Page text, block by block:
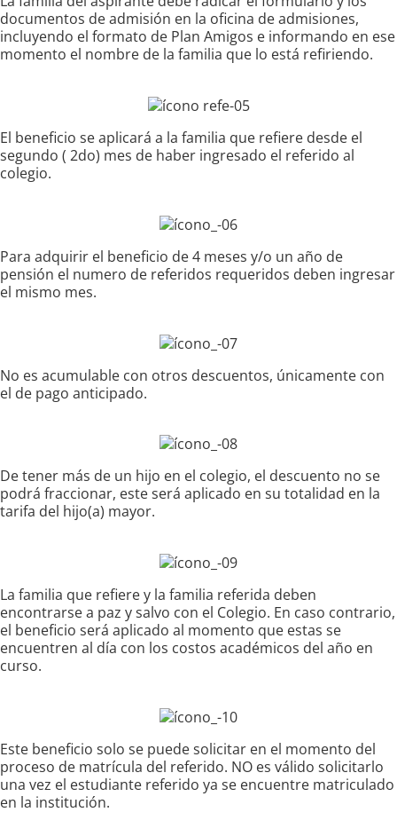
documentos de admisión en la oficina de admisiones,
incluyendo el formato de Plan Amigos e informando en ese
momento el nombre de la familia que lo está refiriendo.
El beneficio se aplicará a la familia que refiere desde el
segundo ( 2do) mes de haber ingresado el referido al
colegio.
Para adquirir el beneficio de 4 meses y/o un año de
pensión el numero de referidos requeridos deben ingresar
el mismo mes.
No es acumulable con otros descuentos, únicamente con
el de pago anticipado.
De tener más de un hijo en el colegio, el descuento no se
podrá fraccionar, este será aplicado en su totalidad en la
tarifa del hijo(a) mayor.
La familia que refiere y la familia referida deben
encontrarse a paz y salvo con el Colegio. En caso contrario,
el beneficio será aplicado al momento que estas se
encuentren al día con los costos académicos del año en
curso.
Este beneficio solo se puede solicitar en el momento del
proceso de matrícula del referido. NO es válido solicitarlo
una vez el estudiante referido ya se encuentre matriculado
en la institución.